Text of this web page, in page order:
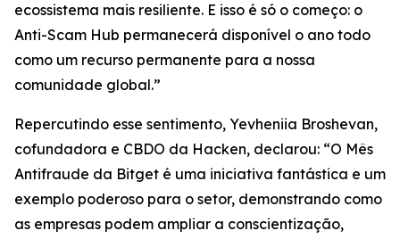
ecossistema mais resiliente. E isso é só o começo: o
Anti-Scam Hub permanecerá disponível o ano todo
como um recurso permanente para a nossa
comunidade global.”
Repercutindo esse sentimento, Yevheniia Broshevan,
cofundadora e CBDO da Hacken, declarou: “O Mês
Antifraude da Bitget é uma iniciativa fantástica e um
exemplo poderoso para o setor, demonstrando como
as empresas podem ampliar a conscientização,